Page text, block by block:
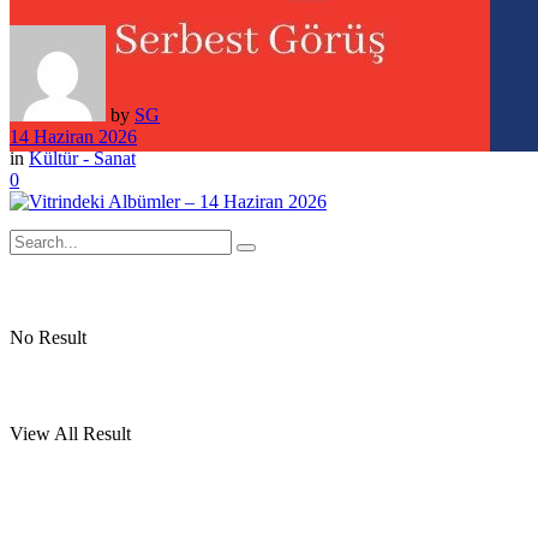
No Result
View All Result
by SG
14 Haziran 2026
in Kültür - Sanat
0